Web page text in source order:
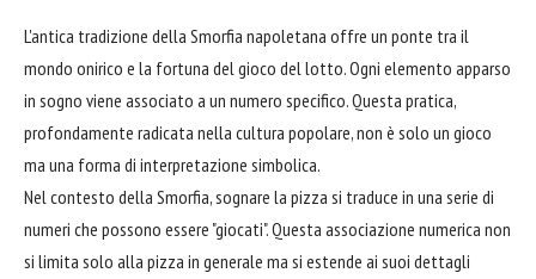
L'antica tradizione della Smorfia napoletana offre un ponte tra il
mondo onirico e la fortuna del gioco del lotto. Ogni elemento apparso
in sogno viene associato a un numero specifico. Questa pratica,
profondamente radicata nella cultura popolare, non è solo un gioco
ma una forma di interpretazione simbolica.
Nel contesto della Smorfia, sognare la pizza si traduce in una serie di
numeri che possono essere "giocati". Questa associazione numerica non
si limita solo alla pizza in generale ma si estende ai suoi dettagli